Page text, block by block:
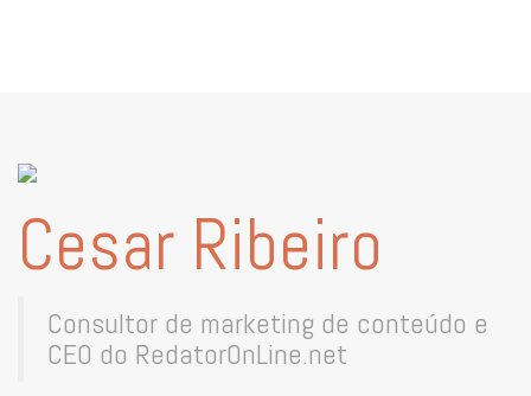
Cesar Ribeiro
Consultor de marketing de conteúdo e
CEO do RedatorOnLine.net